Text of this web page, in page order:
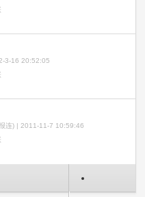
3-16 20:52:05
连) | 2011-11-7 10:59:46